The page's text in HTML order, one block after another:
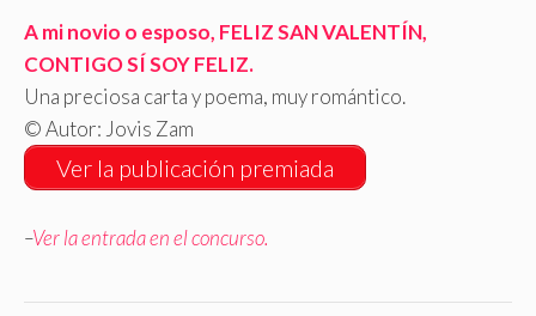
A mi novio o esposo, FELIZ SAN VALENTÍN,
CONTIGO SÍ SOY FELIZ.
Una preciosa carta y poema, muy romántico.
© Autor: Jovis Zam
Ver la publicación premiada
–Ver la entrada en el concurso.